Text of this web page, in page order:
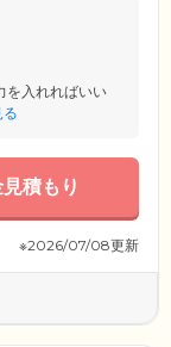
を入れればいい
積もり
※2026/07/08更新